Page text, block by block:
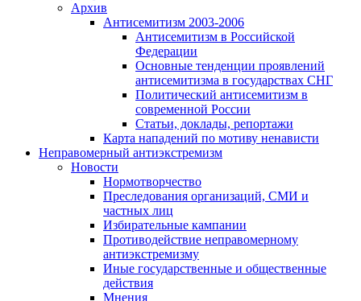
Архив
Антисемитизм 2003-2006
Антисемитизм в Российской
Федерации
Основные тенденции проявлений
антисемитизма в государствах СНГ
Политический антисемитизм в
современной России
Статьи, доклады, репортажи
Карта нападений по мотиву ненависти
Неправомерный антиэкстремизм
Новости
Нормотворчество
Преследования организаций, СМИ и
частных лиц
Избирательные кампании
Противодействие неправомерному
антиэкстремизму
Иные государственные и общественные
действия
Мнения